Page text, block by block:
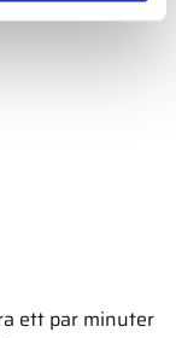
ett par minuter